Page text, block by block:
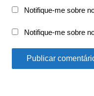
Notifique-me sobre
Notifique-me sobre